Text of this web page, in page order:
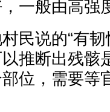
一般由高强
说的“有韧
推断出残骸
位，需要等